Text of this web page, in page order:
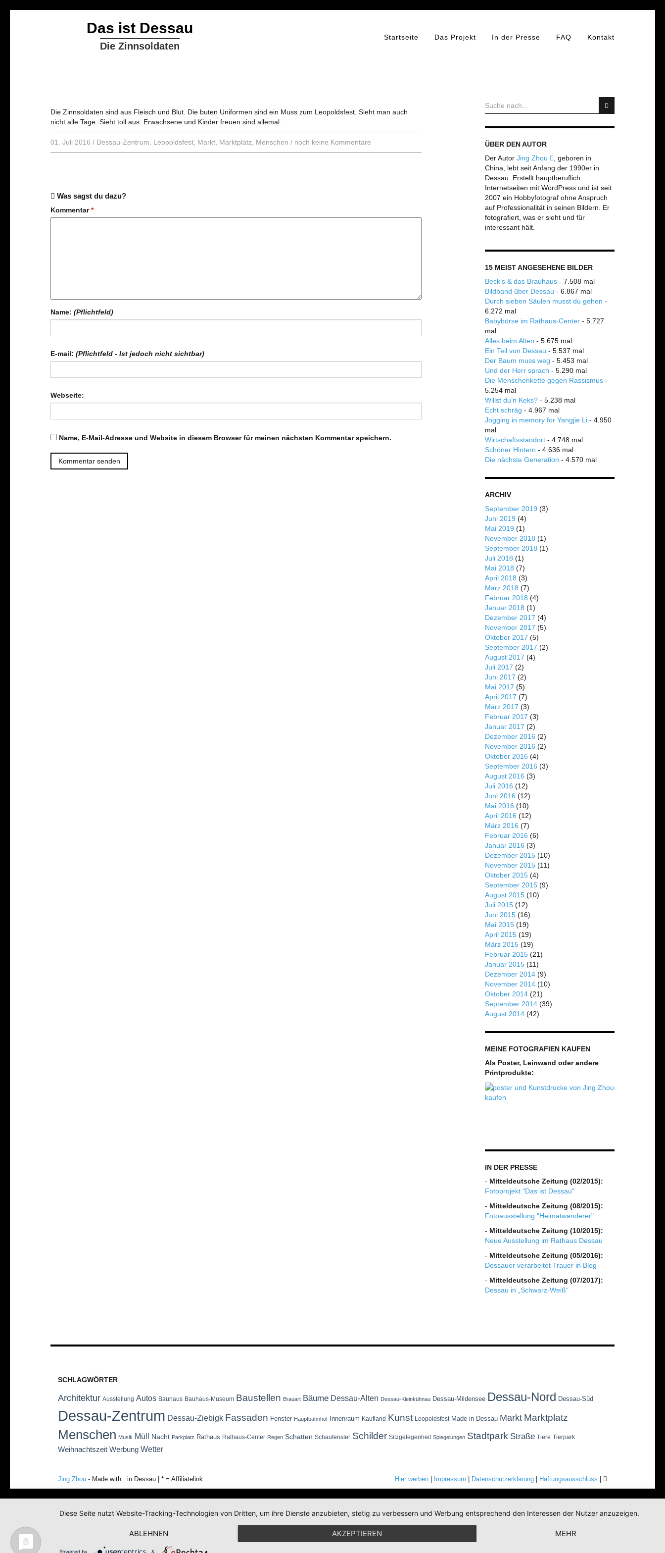
Das ist Dessau
Die Zinnsoldaten
Startseite Das Projekt In der Presse FAQ Kontakt
Die Zinnsoldaten sind aus Fleisch und Blut. Die buten Uniformen sind ein Muss zum Leopoldsfest. Sieht man auch
nicht alle Tage. Sieht toll aus. Erwachsene und Kinder freuen sind allemal.
01. Juli 2016 / Dessau-Zentrum Leopoldsfest Markt Marktplatz Menschen / noch keine Kommentare
Was sagst du dazu?
Kommentar*
Name: (Pflichtfeld)
E-mail: (Pflichtfeld - Ist jedoch nicht sichtbar)
Webseite:
Name, E-Mail-Adresse und Website in diesem Browser für meinen nächsten Kommentar speichern.
ÜBER DEN AUTOR
Der Autor Jing Zhou
, geboren in
China, lebt seit Anfang der 1990er in
Dessau. Erstellt hauptberuflich
Internetseiten mit WordPress und ist seit
2007 ein Hobbyfotograf ohne Anspruch
auf Professionalität in seinen Bildern. Er
fotografiert, was er sieht und für
interessant hält.
15 MEIST ANGESEHENE BILDER
Beck’s & das Brauhaus- 7.508 mal
Bildband über Dessau - 6.867 mal
Durch sieben Säulen musst du gehen -
6.272 mal
Babybörse im Rathaus-Center- 5.727
mal
Alles beim Alten - 5.675 mal
Ein Teil von Dessau - 5.537 mal
Der Baum muss weg - 5.453 mal
Und der Herr sprach - 5.290 mal
Die Menschenkette gegen Rassismus-
5.254 mal
Willst du’n Keks?- 5.238 mal
Echt schräg - 4.967 mal
Jogging in memory for Yangjie Li- 4.950
mal
Wirtschaftsstandort- 4.748 mal
Schöner Hintern - 4.636 mal
Die nächste Generation - 4.570 mal
ARCHIV
September 2019 (3)
Juni 2019 (4)
Mai 2019 (1)
November 2018 (1)
September 2018 (1)
Juli 2018 (1)
Mai 2018 (7)
April 2018 (3)
März 2018 (7)
Februar 2018 (4)
Januar 2018 (1)
Dezember 2017 (4)
November 2017 (5)
Oktober 2017 (5)
September 2017 (2)
August 2017 (4)
Juli 2017 (2)
Juni 2017 (2)
Mai 2017 (5)
April 2017 (7)
März 2017 (3)
Februar 2017 (3)
Januar 2017 (2)
Dezember 2016 (2)
November 2016 (2)
Oktober 2016 (4)
September 2016 (3)
August 2016 (3)
Juli 2016 (12)
Juni 2016 (12)
Mai 2016 (10)
April 2016 (12)
März 2016 (7)
Februar 2016 (6)
Januar 2016 (3)
Dezember 2015(10)
November 2015(11)
Oktober 2015(4)
September 2015(9)
August 2015(10)
Juli 2015(12)
Juni 2015(16)
Mai 2015(19)
April 2015(19)
März 2015(19)
Februar 2015(21)
Januar 2015(11)
Dezember 2014(9)
November 2014(10)
Oktober 2014(21)
September 2014(39)
August 2014(42)
MEINE FOTOGRAFIEN KAUFEN
Als Poster, Leinwand oder andere
Printprodukte:
IN DER PRESSE
- Mitteldeutsche Zeitung (02/2015):
Fotoprojekt "Das ist Dessau"
- Mitteldeutsche Zeitung (08/2015):
Fotoausstellung "Heimatwanderer"
- Mitteldeutsche Zeitung (10/2015):
Neue Ausstellung im Rathaus Dessau
- Mitteldeutsche Zeitung (05/2016):
Dessauer verarbeitet Trauer in Blog
- Mitteldeutsche Zeitung (07/2017):
Dessau in „Schwarz-Weiß“
SCHLAGWÖRTER
Architektur Ausstellung Autos Bauhaus Bauhaus-Museum Baustellen Brauart Bäume Dessau-Alten Dessau-Kleinkühnau Dessau-Mildensee Dessau-Nord Dessau-Süd
Dessau-Zentrum Dessau-Ziebigk Fassaden Fenster Hauptbahnhof Innenraum Kaufland Kunst Leopoldsfest Made in Dessau Markt Marktplatz
Menschen Musik Müll Nacht Parkplatz Rathaus Rathaus-Center Regen Schatten Schaufenster Schilder Sitzgelegenheit Spiegelungen Stadtpark Straße Tiere Tierpark
Weihnachtszeit Werbung Wetter
Jing Zhou - Made with in Dessau | * = Affiliatelink Hier werben Impressum Datenschutzerklärung Haftungsausschluss
Diese Seite nutzt Website-Tracking-Technologien von Dritten, um ihre Dienste anzubieten, stetig zu verbessern und Werbung entsprechend den Interessen der Nutzer anzuzeigen.
ABLEHNEN AKZEPTIEREN MEHR
Powered by &